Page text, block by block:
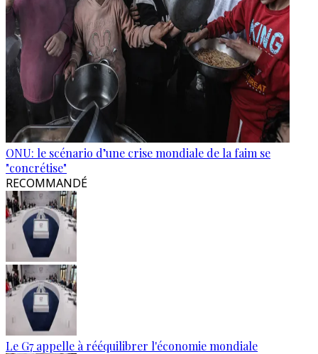
ONU: le scénario d’une crise mondiale de la faim se
"concrétise"
RECOMMANDÉ
Le G7 appelle à rééquilibrer l'économie mondiale